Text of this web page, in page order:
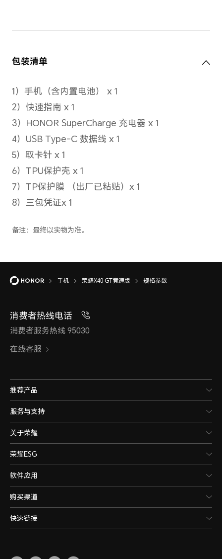
电5G（NR）
备注：*5G网络使用，需要根据运营商
况确定是否支持。
5G网络制式副卡
移动5G（NR）/联通5G（NR）
电5G（NR）
况确定是否支持。
4G网络制式主卡
移动/联通/电信/广电（TD-
备注：*4G网络使用，需要根据运营商
况确定是否支持。
移动/联通/电信/广电（TD-LTE/
备注：*4G网络使用，需要根据运营商
况确定是否支持。
3G网络制式主卡
联通3G（WCDMA）/电信3G（
3G网络制式副卡
手机 荣耀X40 GT竞速版 规格参数
消费者热线电话
消费者服务热线 95030
在线客服
推荐产品
服务与支持
关于荣耀
荣耀ESG
软件应用
购买渠道
快速链接